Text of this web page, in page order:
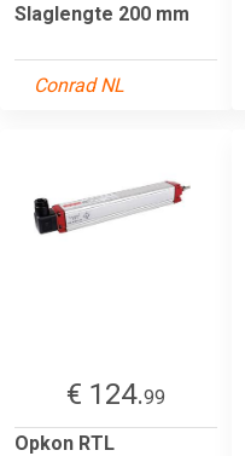
Slaglengte 200 mm
Conrad NL
€ 124.99
Opkon RTL